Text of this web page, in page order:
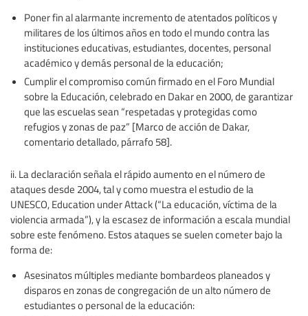
Poner fin al alarmante incremento de atentados políticos y
militares de los últimos años en todo el mundo contra las
instituciones educativas, estudiantes, docentes, personal
académico y demás personal de la educación;
Cumplir el compromiso común firmado en el Foro Mundial
sobre la Educación, celebrado en Dakar en 2000, de garantizar
que las escuelas sean “respetadas y protegidas como
refugios y zonas de paz” [Marco de acción de Dakar,
comentario detallado, párrafo 58].
ii. La declaración señala el rápido aumento en el número de
ataques desde 2004, tal y como muestra el estudio de la
UNESCO, Education under Attack (“La educación, víctima de la
violencia armada”), y la escasez de información a escala mundial
sobre este fenómeno. Estos ataques se suelen cometer bajo la
forma de:
Asesinatos múltiples mediante bombardeos planeados y
disparos en zonas de congregación de un alto número de
estudiantes o personal de la educación: